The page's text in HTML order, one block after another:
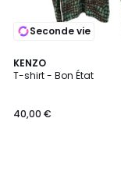
Seconde vie
KENZO
T-shirt - Bon État
40,00 €